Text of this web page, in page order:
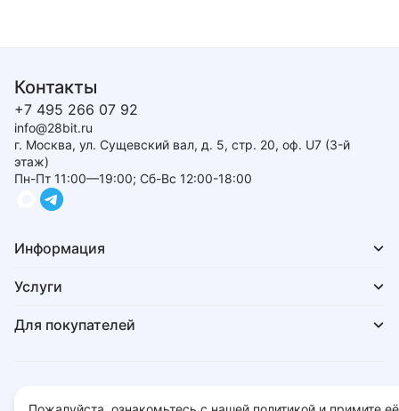
Контакты
+7 495 266 07 92
info@28bit.ru
г. Москва, ул. Сущевский вал, д. 5, стр. 20, оф. U7 (3-й
этаж)
Пн-Пт 11:00—19:00; Сб-Вс 12:00-18:00
Информация
Услуги
Для покупателей